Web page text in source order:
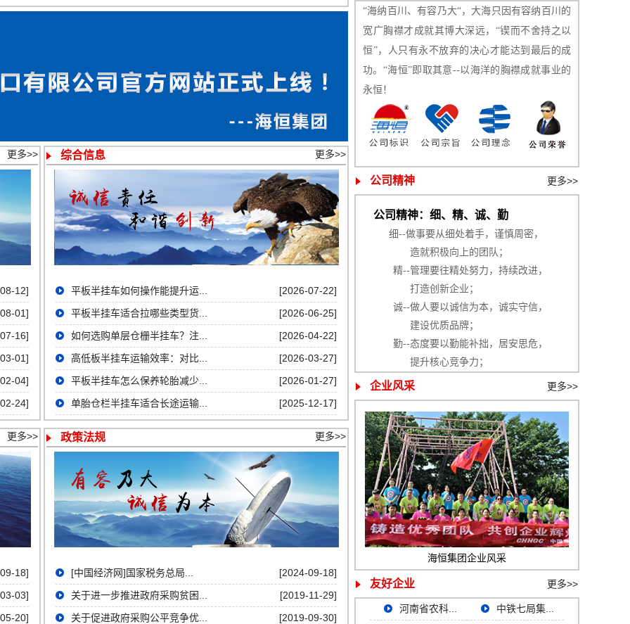
更多>>
12]
01]
16]
01]
04]
24]
综合信息 更多>>
平板半挂车如何操作能提升运...
[2026-07-22]
平板半挂车适合拉哪些类型货...
[2026-06-25]
如何选购单层仓栅半挂车？注...
[2026-04-22]
高低板半挂车运输效率：对比...
[2026-03-27]
平板半挂车怎么保养轮胎减少...
[2026-01-27]
单胎仓栏半挂车适合长途运输...
[2025-12-17]
更多>>
18]
03]
20]
政策法规 更多>>
[中国经济网]国家税务总局...
[2024-09-18]
关于进一步推进政府采购贫困...
[2019-11-29]
关于促进政府采购公平竞争优...
[2019-09-30]
“海纳百川、有容乃大“，大海只因有容纳百川的
宽广胸襟才成就其博大深远，“锲而不舍持之以
恒”，人只有永不放弃的决心才能达到最后的成
功。“海恒”即取其意--以海洋的胸襟成就事业的
永恒！
公司精神 更多>>
公司精神：细、精、诚、勤
细--做事要从细处着手，谨慎周密，
造就积极向上的团队；
精--管理要往精处努力，持续改进，
打造创新企业；
诚--做人要以诚信为本，诚实守信，
建设优质品牌；
勤--态度要以勤能补拙，居安思危，
提升核心竞争力；
企业风采 更多>>
海恒集团企业风采
友好企业 更多>>
河南省农科...
中铁七局集...